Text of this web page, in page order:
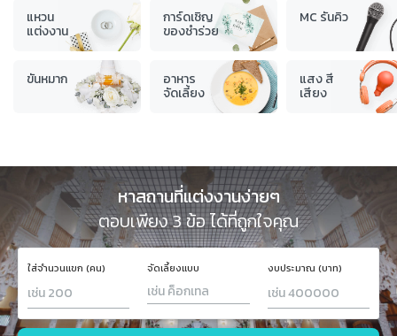
แหวน
แต่งงาน
การ์ดเชิญ
ของชำร่วย
MC รันคิว
ขันหมาก อาหาร
จัดเลี้ยง
แสง สี
เสียง
หาสถานที่แต่งงานง่ายๆ
ตอบเพียง 3 ข้อ ได้ที่ถูกใจคุณ
ใส่จำนวนแขก (คน) จัดเลี้ยงแบบ
เช่น ค็อกเทล
ค็อกเทล
งบประมาณ (บาท)